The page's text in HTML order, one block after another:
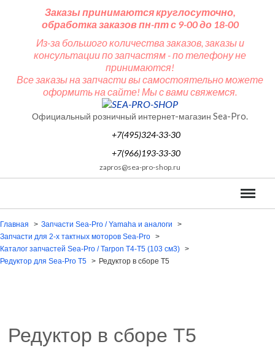
Заказы принимаются круглосуточно,
обработка заказов пн-пт с 9-00 до 18-00
Из-за большого количества заказов, заказы и
консультации по запчастям - по телефону не
принимаются!
Все заказы на запчасти вы самостоятельно можете
оформить на сайте! Мы с вами свяжемся.
Официальный розничный интернет-магазин Sea-Pro.
+7(495)324-33-30
+7(966)193-33-30
zapros@sea-pro-shop.ru
Меню
Редуктор в сборе T5
Редуктор для Sea-Pro T5
Каталог запчастей Sea-Pro / Tarpon T4-T5 (103 см3)
Запчасти для 2-х тактных моторов Sea-Pro
Запчасти Sea-Pro / Yamaha и аналоги
Главная
Редуктор в сборе T5